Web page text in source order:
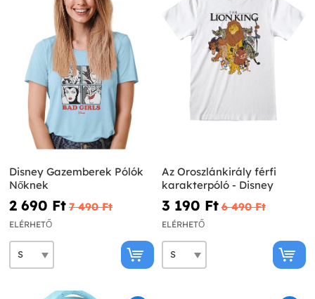
Disney Gazemberek Pólók
Nőknek
2 690 Ft‎ 7 490 Ft‎
ELÉRHETŐ
Az Oroszlánkirály férfi
karakterpóló - Disney
3 190 Ft‎ 6 490 Ft‎
ELÉRHETŐ